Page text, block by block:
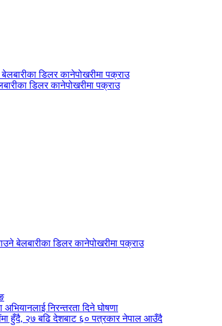
डिलर कानेपोखरीमा पक्राउ
बेलबारीका डिलर कानेपोखरीमा पक्राउ
निरन्तरता दिने घोषणा
हुँदै, २७ बढि देशबाट ६० पत्रकार नेपाल आउँदै